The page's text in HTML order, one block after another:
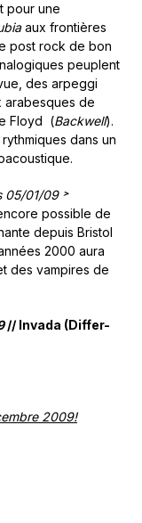
pour une
aux frontières
post rock de bon
peuplent
des arpeggi
arabesques de
Floyd (Backwell).
dans un
05/01/09 ˃
possible de
depuis Bristol
2000 aura
des vampires de
// Invada (Differ-
2009!